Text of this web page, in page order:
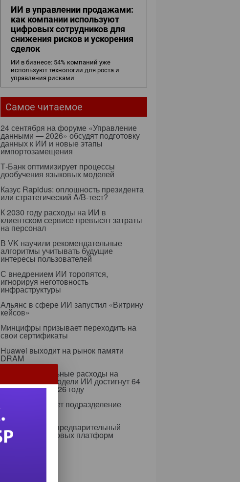
ИИ в управлении продажами:
как компании используют
цифровых сотрудников для
снижения рисков и ускорения
сделок
ИИ в бизнесе: 54% компаний уже
используют технологии для роста и
управления рисками
Самое читаемое
24 сентября на форуме «Управление
данными — 2026» обсудят подготовку
данных к ИИ и новые этапы
импортозамещения
Т-Банк оптимизирует процессы
дообучения языковых моделей
Казус Rapidus: оплошность президента
или стратегический A/B-тест?
К 2030 году расходы на ИИ в
клиентском сервисе превысят затраты
на персонал
В VK научили рекомендательные
алгоритмы учитывать будущие
интересы пользователей
С внедрением ИИ торопятся,
игнорируя неготовность
инфраструктуры
Альянс в сфере ИИ запустил «Витрину
кейсов»
Минцифры призывает переходить на
свои сертификаты
Huawei выходит на рынок памяти
DRAM
Gartner: глобальные расходы на
платформы и модели ИИ достигнут 64
млрд долл. в 2026 году
Samsung создает подразделение
Сформирован предварительный
перечень цифровых платформ